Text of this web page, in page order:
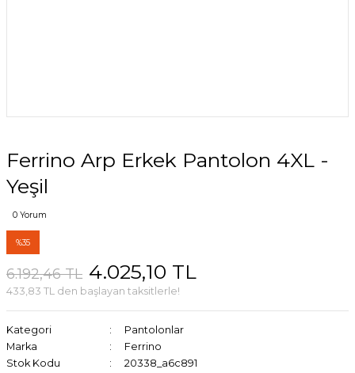
Ferrino Arp Erkek Pantolon 4XL -
Yeşil
0 Yorum
%35
6.192,46 TL 4.025,10 TL
433,83 TL den başlayan taksitlerle!
Kategori
Pantolonlar
Marka
Ferrino
Stok Kodu
20338_a6c891